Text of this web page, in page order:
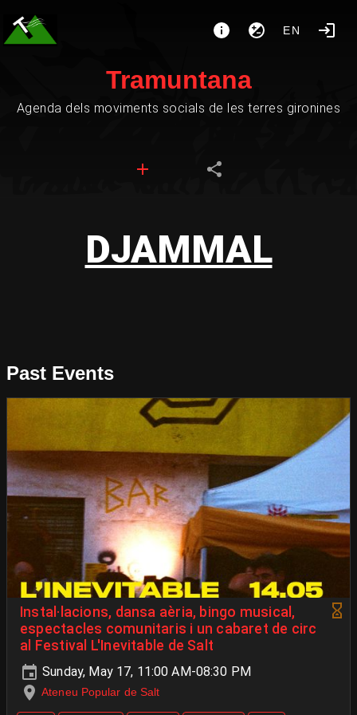
EN
Tramuntana
Agenda dels moviments socials de les terres gironines
DJAMMAL
Past Events
Instal·lacions, dansa aèria, bingo musical,
espectacles comunitaris i un cabaret de circ
al Festival L'Inevitable de Salt
Sunday, May 17, 11:00 AM-08:30 PM
Ateneu Popular de Salt